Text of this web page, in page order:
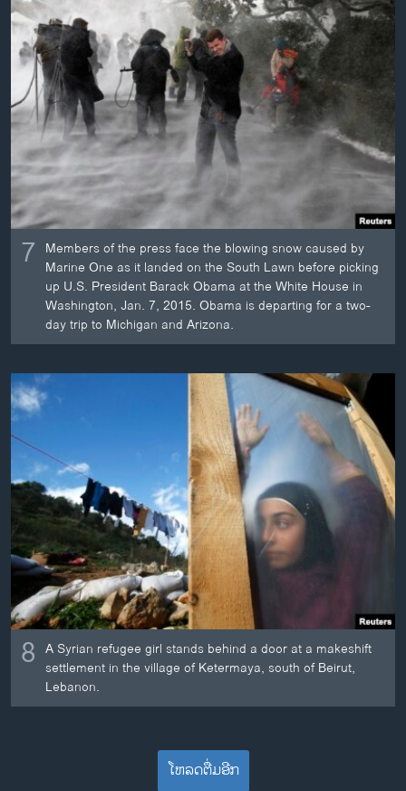
7 Members of the press face the blowing snow caused by
Marine One as it landed on the South Lawn before picking
up U.S. President Barack Obama at the White House in
Washington, Jan. 7, 2015. Obama is departing for a two-
day trip to Michigan and Arizona.
8 A Syrian refugee girl stands behind a door at a makeshift
settlement in the village of Ketermaya, south of Beirut,
Lebanon.
ໂຫລດຕື່ມອີກ